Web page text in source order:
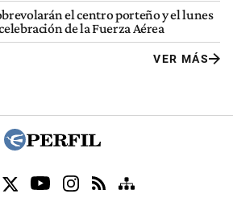
el centro porteño y el lunes
de la Fuerza Aérea
VER MÁS